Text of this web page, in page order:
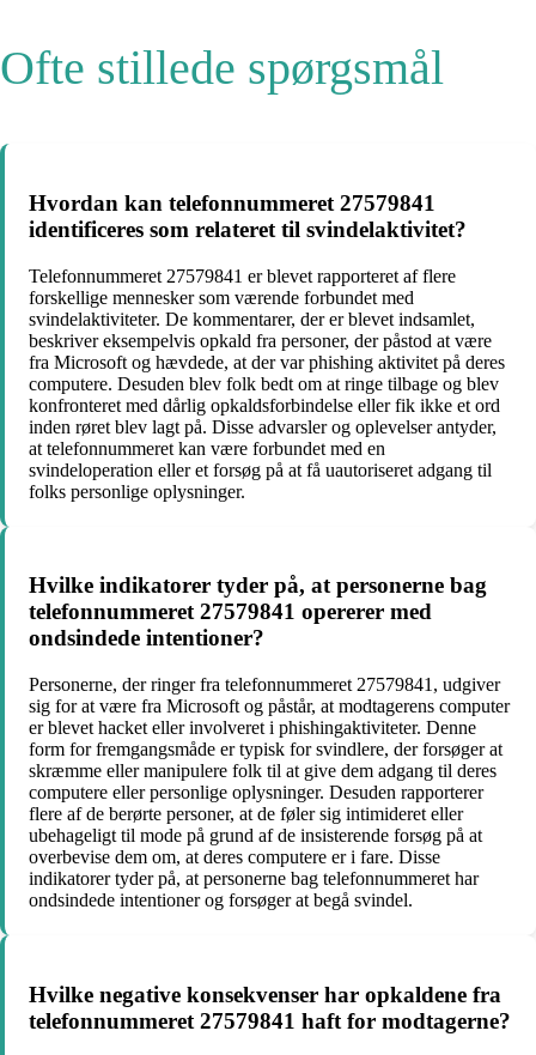
Ofte stillede spørgsmål
Hvordan kan telefonnummeret 27579841
identificeres som relateret til svindelaktivitet?
Telefonnummeret 27579841 er blevet rapporteret af flere
forskellige mennesker som værende forbundet med
svindelaktiviteter. De kommentarer, der er blevet indsamlet,
beskriver eksempelvis opkald fra personer, der påstod at være
fra Microsoft og hævdede, at der var phishing aktivitet på deres
computere. Desuden blev folk bedt om at ringe tilbage og blev
konfronteret med dårlig opkaldsforbindelse eller fik ikke et ord
inden røret blev lagt på. Disse advarsler og oplevelser antyder,
at telefonnummeret kan være forbundet med en
svindeloperation eller et forsøg på at få uautoriseret adgang til
folks personlige oplysninger.
Hvilke indikatorer tyder på, at personerne bag
telefonnummeret 27579841 opererer med
ondsindede intentioner?
Personerne, der ringer fra telefonnummeret 27579841, udgiver
sig for at være fra Microsoft og påstår, at modtagerens computer
er blevet hacket eller involveret i phishingaktiviteter. Denne
form for fremgangsmåde er typisk for svindlere, der forsøger at
skræmme eller manipulere folk til at give dem adgang til deres
computere eller personlige oplysninger. Desuden rapporterer
flere af de berørte personer, at de føler sig intimideret eller
ubehageligt til mode på grund af de insisterende forsøg på at
overbevise dem om, at deres computere er i fare. Disse
indikatorer tyder på, at personerne bag telefonnummeret har
ondsindede intentioner og forsøger at begå svindel.
Hvilke negative konsekvenser har opkaldene fra
telefonnummeret 27579841 haft for modtagerne?